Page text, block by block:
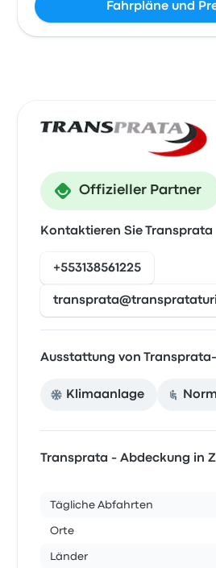
Fahrpläne und
Offizieller Partner
Kontaktieren Sie Transprata
+553138561225
Ausstattung von
Klimaanlage
Transprata - Abdeckung in
Tägliche Abfahrten
Orte
Länder